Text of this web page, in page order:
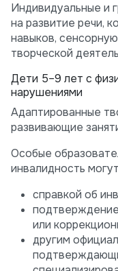
Индивидуальные и
на развитие речи,
навыков,
творческой
Дети 5–9 лет с
нарушениями
Адаптированные
развивающие
Особые
инвалидность
справкой об
или
другим